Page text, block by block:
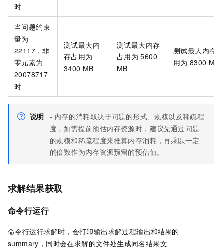
时
当问题约束
量为
22117，非
零元素为
20078717
时
测试最大内
存占用为
3400 MB
测试最大内存
占用为 5600
MB
测试最大内存
用为 8300 MB
说明 - 内存的消耗取决于问题的形式、规模以及稀疏程
度，如需提前预估内存资源时，建议先通过问题
的规模和稀疏程度来推算内存消耗，再乘以一定
的倍数作为内存资源预留的预估值。
求解结果获取
命令行运行
命令行运行求解时，会打印输出求解过程输出和结果的
summary，同时会在求解的文件处生成同名结果文